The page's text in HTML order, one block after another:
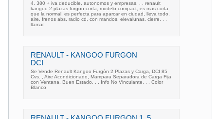
4. 380 + iva deducible, autonomos y empresas. . . renault
kangoo 2 plazas furgon corta, modelo compact, es mas corta
que la normal, es perfecta para aparcar en ciudad, lleva todo,
aire, frenos abs, radio cd, con mandos, elevalunas, cierre. . .
llamar
RENAULT - KANGOO FURGON
DCI
Se Vende Renault Kangoo Furgón 2 Plazas y Carga, DCI 85
Cvs. , Aire Acondicionado, Mampara Separadora de Carga Fija
con Ventana, Buen Estado. . . Info No Vinculante. . . Color
Blanco